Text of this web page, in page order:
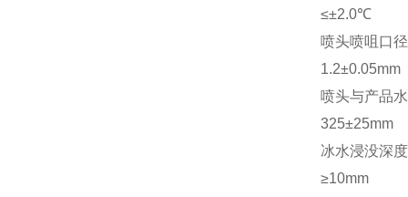
≤±2.0℃
喷头喷咀口径
1.2±0.05mm
喷头与产品
325±25mm
冰水浸没深度
≥10mm